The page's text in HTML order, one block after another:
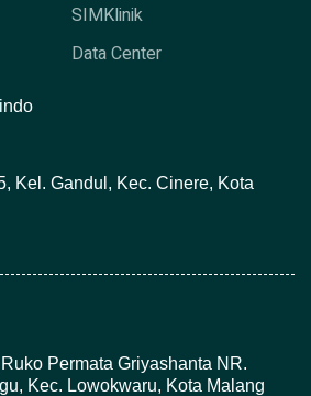
SIMKlinik
Data Center
Kel. Gandul, Kec. Cinere, Kota
Permata Griyashanta NR.
Kec. Lowokwaru, Kota Malang